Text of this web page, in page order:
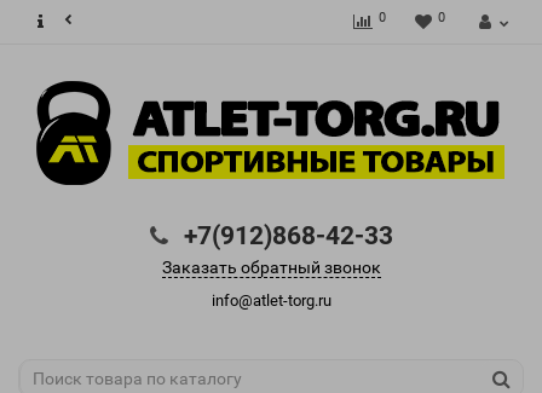
0 0
+7(912)868-42-33
Заказать обратный звонок
info@atlet-torg.ru